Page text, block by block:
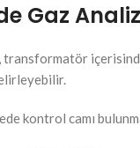
Gaz
transformatör
kontrol camı